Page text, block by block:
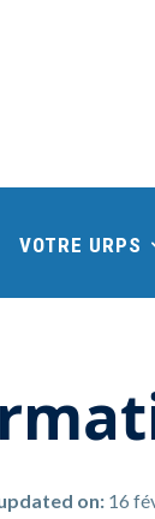
VOTRE URPS
on: 16